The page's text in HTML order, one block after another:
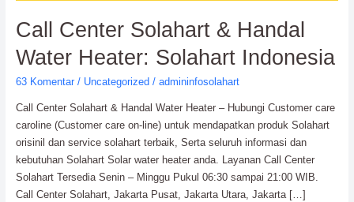
Call Center Solahart & Handal
Water Heater: Solahart Indonesia
63 Komentar / Uncategorized / admininfosolahart
Call Center Solahart & Handal Water Heater – Hubungi Customer care
caroline (Customer care on-line) untuk mendapatkan produk Solahart
orisinil dan service solahart terbaik, Serta seluruh informasi dan
kebutuhan Solahart Solar water heater anda. Layanan Call Center
Solahart Tersedia Senin – Minggu Pukul 06:30 sampai 21:00 WIB.
Call Center Solahart, Jakarta Pusat, Jakarta Utara, Jakarta […]